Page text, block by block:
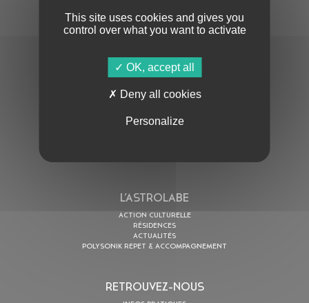
L’ASTROLABE
ACTION CULTURELLE
RÉSIDENCES
ACTUALITÉS
POLYSONIK REPET & ACCOMPAGNEMENT
RETROUVEZ-NOUS
This site uses cookies and gives you
control over what you want to activate
OK, accept all
Deny all cookies
Personalize